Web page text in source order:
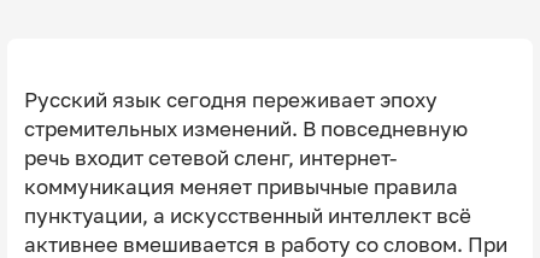
Русский язык сегодня переживает эпоху
стремительных изменений. В повседневную
речь входит сетевой сленг, интернет-
коммуникация меняет привычные правила
пунктуации, а искусственный интеллект всё
активнее вмешивается в работу со словом. При